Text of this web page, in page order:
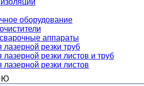
оборудование
аппараты
лазерной резки труб
лазерной резки листов и труб
лазерной резки листов